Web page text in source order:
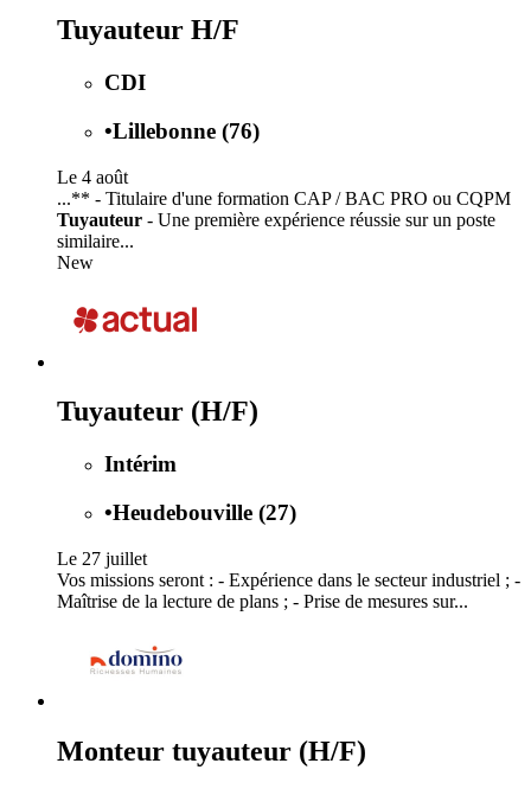
Tuyauteur H/F
CDI
•Lillebonne (76)
Le 4 août
...** - Titulaire d'une formation CAP / BAC PRO ou CQPM
Tuyauteur - Une première expérience réussie sur un poste
similaire...
New
Tuyauteur (H/F)
Intérim
•Heudebouville (27)
Le 27 juillet
Vos missions seront : - Expérience dans le secteur industriel ; -
Maîtrise de la lecture de plans ; - Prise de mesures sur...
Monteur tuyauteur (H/F)